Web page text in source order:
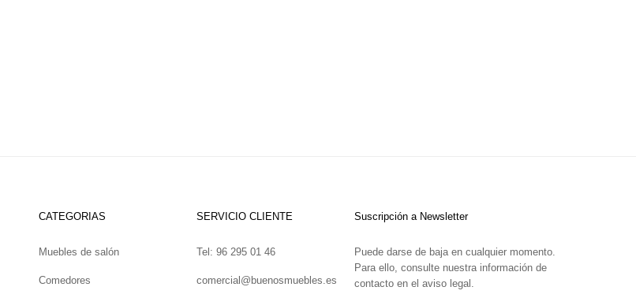
CATEGORIAS
Muebles de salón
Comedores
SERVICIO CLIENTE
Tel: 96 295 01 46
comercial@buenosmuebles.es
Suscripción a Newsletter
Puede darse de baja en cualquier momento.
Para ello, consulte nuestra información de
contacto en el aviso legal.